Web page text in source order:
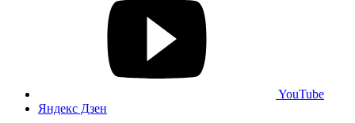
YouTube
Яндекс Дзен